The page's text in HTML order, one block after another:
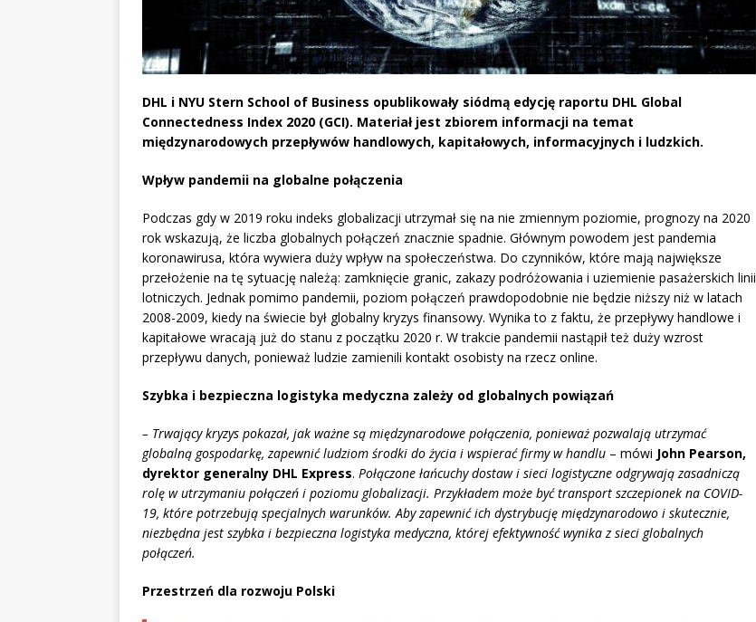
DHL i NYU Stern School of Business opublikowały siódmą edycję raportu DHL Global
Connectedness Index 2020 (GCI). Materiał jest zbiorem informacji na temat
międzynarodowych przepływów handlowych, kapitałowych, informacyjnych i ludzkich.
Wpływ pandemii na globalne połączenia
Podczas gdy w 2019 roku indeks globalizacji utrzymał się na nie zmiennym poziomie, prognozy na 2020
rok wskazują, że liczba globalnych połączeń znacznie spadnie. Głównym powodem jest pandemia
koronawirusa, która wywiera duży wpływ na społeczeństwa. Do czynników, które mają największe
przełożenie na tę sytuację należą: zamknięcie granic, zakazy podróżowania i uziemienie pasażerskich linii
lotniczych. Jednak pomimo pandemii, poziom połączeń prawdopodobnie nie będzie niższy niż w latach
2008-2009, kiedy na świecie był globalny kryzys finansowy. Wynika to z faktu, że przepływy handlowe i
kapitałowe wracają już do stanu z początku 2020 r. W trakcie pandemii nastąpił też duży wzrost
przepływu danych, ponieważ ludzie zamienili kontakt osobisty na rzecz online.
Szybka i bezpieczna logistyka medyczna zależy od globalnych powiązań
– Trwający kryzys pokazał, jak ważne są międzynarodowe połączenia, ponieważ pozwalają utrzymać
globalną gospodarkę, zapewnić ludziom środki do życia i wspierać firmy w handlu – mówi John Pearson,
dyrektor generalny DHL Express. Połączone łańcuchy dostaw i sieci logistyczne odgrywają zasadniczą
rolę w utrzymaniu połączeń i poziomu globalizacji. Przykładem może być transport szczepionek na COVID-
19, które potrzebują specjalnych warunków. Aby zapewnić ich dystrybucję międzynarodowo i skutecznie,
niezbędna jest szybka i bezpieczna logistyka medyczna, której efektywność wynika z sieci globalnych
połączeń.
Przestrzeń dla rozwoju Polski